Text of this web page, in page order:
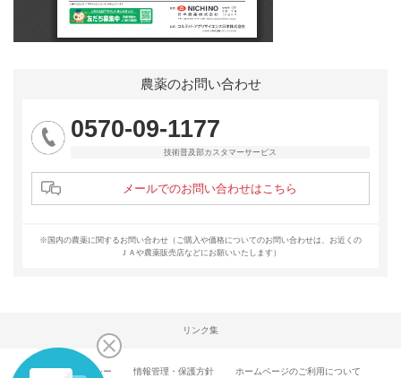
農薬のお問い合わせ
0570-09-1177
技術普及部カスタマーサービス
メールでのお問い合わせはこちら
※国内の農薬に関するお問い合わせ（ご購入や価格についてのお問い合わせは、お近くの
ＪＡや農薬販売店などにお願いいたします）
リンク集
プライバシーポリシー 情報管理・保護方針 ホームページのご利用について